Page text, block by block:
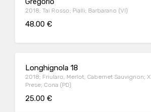
2018; Tai Rosso; Pialli; Barbarano (VI)
48.00 €
Longhignola 18
2018; Friularo, Merlot, Cabernet Sauvignon; X
Prese; Cona (PD)
25.00 €